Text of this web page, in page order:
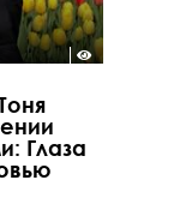
Глаза